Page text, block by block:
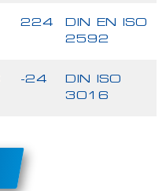
224
DIN EN ISO
2592
-24
DIN ISO
3016